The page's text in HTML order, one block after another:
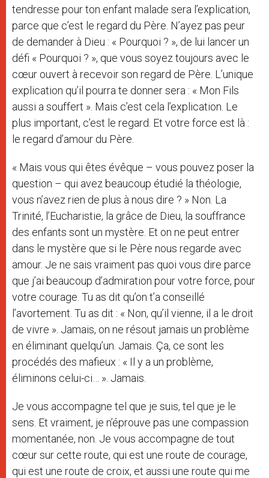
tendresse pour ton enfant malade sera l’explication,
parce que c’est le regard du Père. N’ayez pas peur
de demander à Dieu : « Pourquoi ? », de lui lancer un
défi « Pourquoi ? », que vous soyez toujours avec le
cœur ouvert à recevoir son regard de Père. L’unique
explication qu’il pourra te donner sera : « Mon Fils
aussi a souffert ». Mais c’est cela l’explication. Le
plus important, c’est le regard. Et votre force est là :
le regard d’amour du Père.
« Mais vous qui êtes évêque – vous pouvez poser la
question – qui avez beaucoup étudié la théologie,
vous n’avez rien de plus à nous dire ? » Non. La
Trinité, l’Eucharistie, la grâce de Dieu, la souffrance
des enfants sont un mystère. Et on ne peut entrer
dans le mystère que si le Père nous regarde avec
amour. Je ne sais vraiment pas quoi vous dire parce
que j’ai beaucoup d’admiration pour votre force, pour
votre courage. Tu as dit qu’on t’a conseillé
l’avortement. Tu as dit : « Non, qu’il vienne, il a le droit
de vivre ». Jamais, on ne résout jamais un problème
en éliminant quelqu’un. Jamais. Ça, ce sont les
procédés des mafieux : « Il y a un problème,
éliminons celui-ci… ». Jamais.
Je vous accompagne tel que je suis, tel que je le
sens. Et vraiment, je n’éprouve pas une compassion
momentanée, non. Je vous accompagne de tout
cœur sur cette route, qui est une route de courage,
qui est une route de croix, et aussi une route qui me